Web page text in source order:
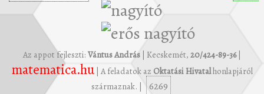
Az appot fejleszti: Vántus András | Kecskemét, 20/424-89-36|
matematica.hu| A feladatok az Oktatási Hivatalhonlapjáról
származnak. |
6269